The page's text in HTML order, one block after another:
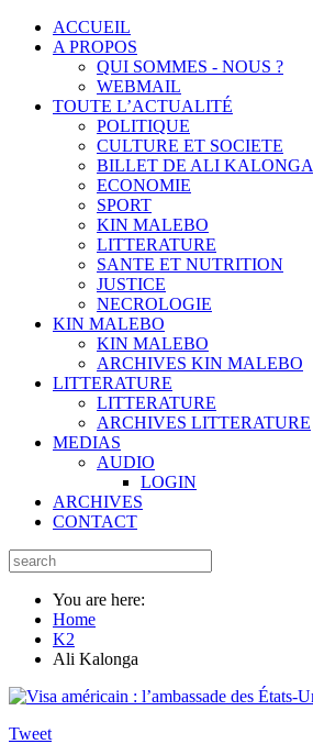
ACCUEIL
A PROPOS
QUI SOMMES - NOUS ?
WEBMAIL
TOUTE L’ACTUALITÉ
POLITIQUE
CULTURE ET SOCIETE
BILLET DE ALI KALONGA
ECONOMIE
SPORT
KIN MALEBO
LITTERATURE
SANTE ET NUTRITION
JUSTICE
NECROLOGIE
KIN MALEBO
KIN MALEBO
ARCHIVES KIN MALEBO
LITTERATURE
LITTERATURE
ARCHIVES LITTERATURE
MEDIAS
AUDIO
LOGIN
ARCHIVES
CONTACT
You are here:
Home
K2
Ali Kalonga
Tweet